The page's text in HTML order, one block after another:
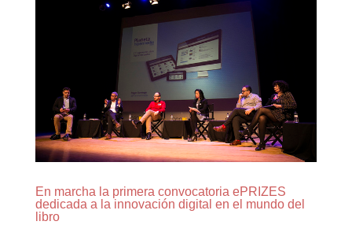
En marcha la primera convocatoria ePRIZES
dedicada a la innovación digital en el mundo del
libro